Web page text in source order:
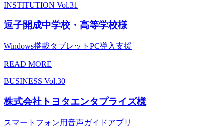
INSTITUTION Vol.31
逗子開成中学校・高等学校様
Windows搭載タブレットPC導入支援
READ MORE
BUSINESS Vol.30
株式会社トヨタエンタプライズ様
スマートフォン用音声ガイドアプリ